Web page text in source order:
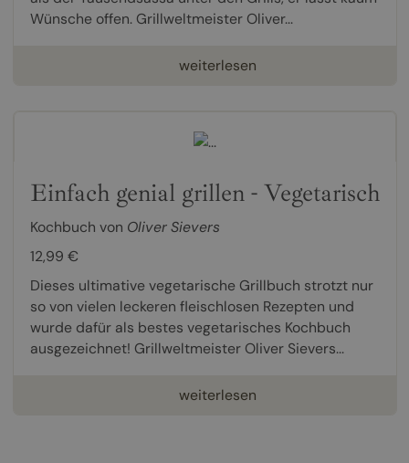
Wünsche offen. Grillweltmeister Oliver...
weiterlesen
Einfach genial grillen - Vegetarisch
Kochbuch von Oliver Sievers
12,99 €
Dieses ultimative vegetarische Grillbuch strotzt nur
so von vielen leckeren fleischlosen Rezepten und
wurde dafür als bestes vegetarisches Kochbuch
ausgezeichnet! Grillweltmeister Oliver Sievers...
weiterlesen